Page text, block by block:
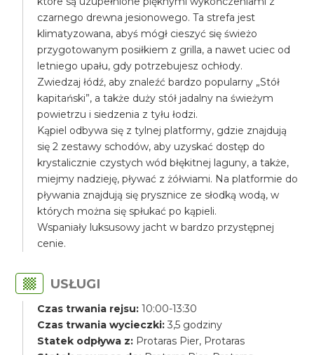
czarnego drewna jesionowego. Ta strefa jest
klimatyzowana, abyś mógł cieszyć się świeżo
przygotowanym posiłkiem z grilla, a nawet uciec od
letniego upału, gdy potrzebujesz ochłody.
Zwiedzaj łódź, aby znaleźć bardzo popularny „Stół
kapitański”, a także duży stół jadalny na świeżym
powietrzu i siedzenia z tyłu łodzi.
Kąpiel odbywa się z tylnej platformy, gdzie znajdują
się 2 zestawy schodów, aby uzyskać dostęp do
krystalicznie czystych wód błękitnej laguny, a także,
miejmy nadzieję, pływać z żółwiami. Na platformie do
pływania znajdują się prysznice ze słodką wodą, w
których można się spłukać po kąpieli.
Wspaniały luksusowy jacht w bardzo przystępnej
cenie.
USŁUGI
Czas trwania rejsu: 10:00-13:30
Czas trwania wycieczki: 3,5 godziny
Statek odpływa z: Protaras Pier, Protaras